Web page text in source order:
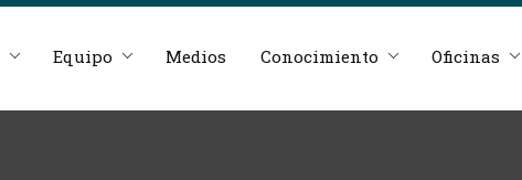
Equipo Medios Conocimiento Oficinas